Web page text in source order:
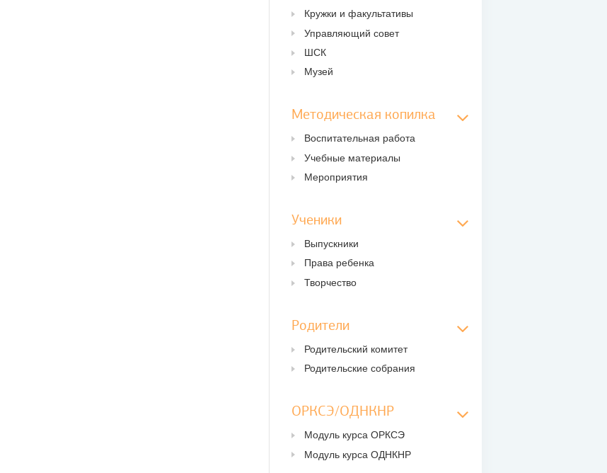
Кружки и факультативы
Управляющий совет
ШСК
Музей
Методическая копилка
Воспитательная работа
Учебные материалы
Мероприятия
Ученики
Выпускники
Права ребенка
Творчество
Родители
Родительский комитет
Родительские собрания
ОРКСЭ/ОДНКНР
Модуль курса ОРКСЭ
Модуль курса ОДНКНР